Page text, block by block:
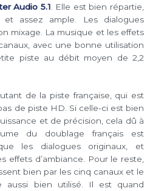
Audio 5.1. Elle est bien répartie,
et assez ample. Les dialogues
mixage. La musique et les effets
avec une bonne utilisation
piste au débit moyen de 2,2
de la piste française, qui est
de piste HD. Si celle-ci est bien
et de précision, cela dû à
du doublage français est
les dialogues originaux, et
effets d’ambiance. Pour le reste,
bien par les cinq canaux et le
aussi bien utilisé. Il est quand